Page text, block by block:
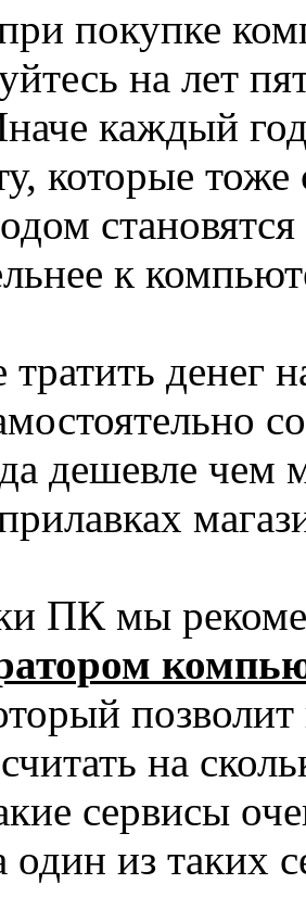
покупке
на лет
каждый
которые
становятся
к
тратить денег
дешевле чем
ПК мы
на
сервисы
один из таких